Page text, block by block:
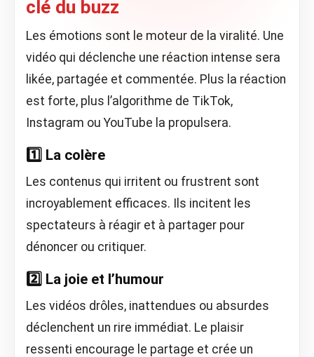
clé du buzz
Les émotions sont le moteur de la viralité. Une
vidéo qui déclenche une réaction intense sera
likée, partagée et commentée. Plus la réaction
est forte, plus l’algorithme de TikTok,
Instagram ou YouTube la propulsera.
1️⃣ La colère
Les contenus qui irritent ou frustrent sont
incroyablement efficaces. Ils incitent les
spectateurs à réagir et à partager pour
dénoncer ou critiquer.
2️⃣ La joie et l’humour
Les vidéos drôles, inattendues ou absurdes
déclenchent un rire immédiat. Le plaisir
ressenti encourage le partage et crée un